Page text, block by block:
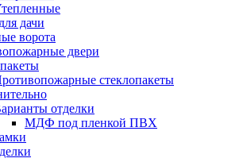
дачи
ворота
двери
стеклопакеты
отделки
МДФ под пленкой ПВХ